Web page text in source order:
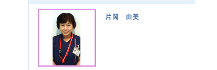
片岡 由美